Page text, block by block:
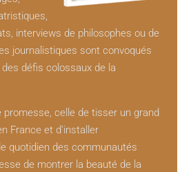
interviews de philosophes ou de
journalistiques sont convoqués
défis colossaux de la
celle de tisser un grand
France et d’installer
quotidien des communautés
de montrer la beauté de la